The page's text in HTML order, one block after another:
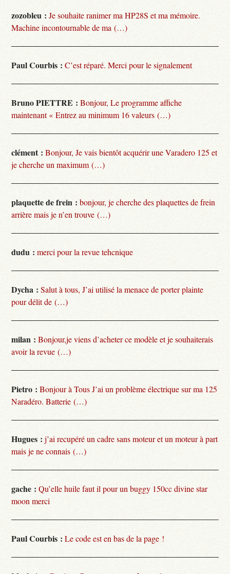
zozobleu : Je souhaite ranimer ma HP28S et ma mémoire.
Machine incontournable de ma (…)
Paul Courbis : C’est réparé. Merci pour le signalement
Bruno PIETTRE : Bonjour, Le programme affiche
maintenant « Entrez au minimum 16 valeurs (…)
clément : Bonjour, Je vais bientôt acquérir une Varadero 125 et
je cherche un maximum (…)
plaquette de frein : bonjour, je cherche des plaquettes de frein
arrière mais je n’en trouve (…)
dudu : merci pour la revue tehcnique
Dycha : Salut à tous, J’ai utilisé la menace de porter plainte
pour délit de (…)
milan : Bonjour,je viens d’acheter ce modèle et je souhaiterais
avoir la revue (…)
Pietro : Bonjour à Tous J’ai un problème électrique sur ma 125
Naradéro. Batterie (…)
Hugues : j’ai recupéré un cadre sans moteur et un moteur à part
mais je ne connais (…)
gache : Qu’elle huile faut il pour un buggy 150cc divine star
moon merci
Paul Courbis : Le code est en bas de la page !